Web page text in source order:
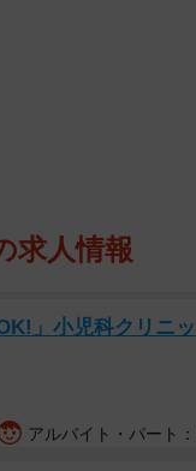
求人情報
」小児科クリニ
アルバイト・パート